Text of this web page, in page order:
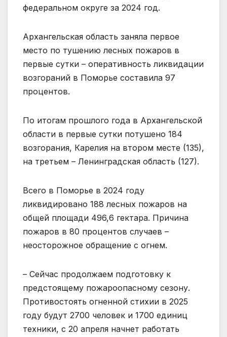
федеральном округе за 2024 год.
Архангельская область заняла первое
место по тушению лесных пожаров в
первые сутки – оперативность ликвидации
возгораний в Поморье составила 97
процентов.
По итогам прошлого года в Архангельской
области в первые сутки потушено 184
возгорания, Карелия на втором месте (135),
на третьем – Ленинградская область (127).
Всего в Поморье в 2024 году
ликвидировано 188 лесных пожаров на
общей площади 496,6 гектара. Причина
пожаров в 80 процентов случаев –
неосторожное обращение с огнем.
– Сейчас продолжаем подготовку к
предстоящему пожароопасному сезону.
Противостоять огненной стихии в 2025
году будут 2700 человек и 1700 единиц
техники, с 20 апреля начнет работать